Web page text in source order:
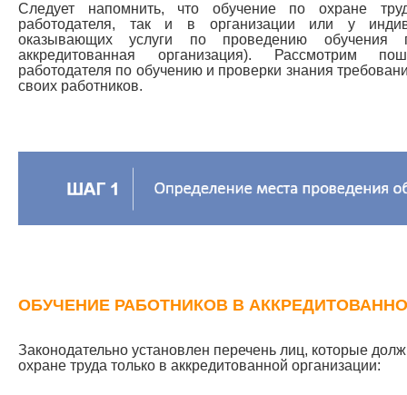
Следует напомнить, что обучение по охране
работодателя, так и в организации или у
оказывающих услуги по проведению
аккредитованная организация). Рассмотрим
работодателя по обучению и проверки знания
своих работников.
ОБУЧЕНИЕ РАБОТНИКОВ В
Законодательно установлен перечень лиц, которые
охране труда только в аккредитованной организации: